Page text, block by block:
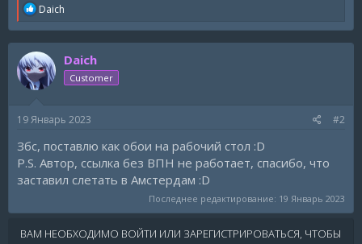
R
a
c
t
i
o
:
Daich
Daich
Customer
19 Январь 2023 #2
Збс, поставлю как обои на рабочий стол :D
P.S. Автор, ссылка без ВПН не работает, спасибо, что
заставил слетать в Амстердам :D
Последнее редактирование: 19 Январь 2023
ВАМ НЕОБХОДИМО ВОЙТИ ИЛИ ЗАРЕГИСТРИРОВАТЬСЯ, ЧТОБЫ